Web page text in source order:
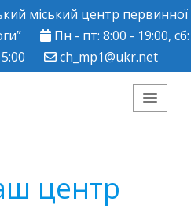
міський центр первинної
Пн - пт: 8:00 - 19:00, сб:
ch_mp1@ukr.net
міський
центр